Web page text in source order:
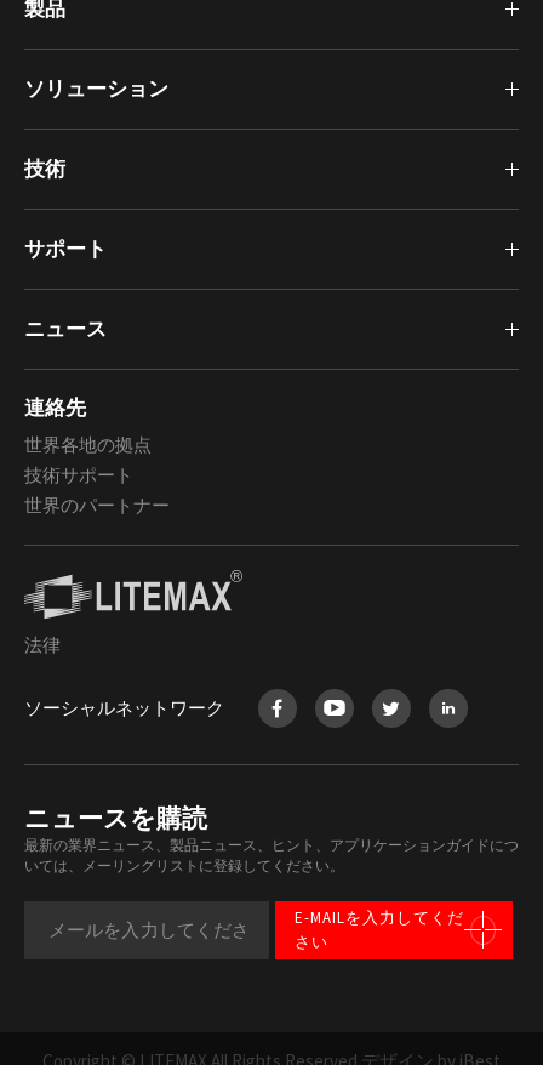
製品
ソリューション
技術
サポート
ニュース
連絡先
世界各地の拠点
技術サポート
世界のパートナー
法律
ソーシャルネットワーク
ニュースを購読
最新の業界ニュース、製品ニュース、ヒント、アプリケーションガイドにつ
いては、メーリングリストに登録してください。
E-MAILを入力してくだ
さい